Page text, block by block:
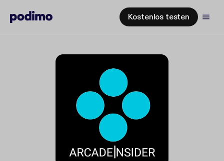
Kostenlos testen